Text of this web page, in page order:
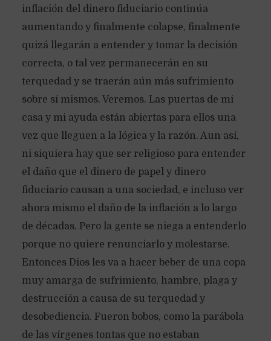
inflación del dinero fiduciario continúa
aumentando y finalmente colapse, finalmente
quizá llegarán a entender y tomar la decisión
correcta, o tal vez permanecerán en su
terquedad y se traerán aún más sufrimiento
sobre sí mismos. Veremos. Las puertas de mi
casa y mi ayuda están abiertas para ellos una
vez que lleguen a la lógica y la razón. Aun así,
ni siquiera hay que ser religioso para entender
el daño que el dinero de papel y dinero
fiduciario causan a una sociedad, e incluso ver
ahora mismo el daño de la inflación a lo largo
de décadas. Pero la gente se niega a entenderlo
porque no quiere renunciarlo y molestarse.
Entonces Dios les va a hacer beber de una copa
muy amarga de sufrimiento, hambre, plaga y
destrucción a causa de su terquedad y
desobediencia. Fueron bobos, como la parábola
de las vírgenes tontas que no estaban